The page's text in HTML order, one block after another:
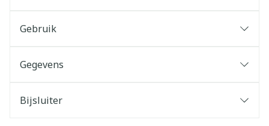
Gebruik
Gegevens
Bijsluiter